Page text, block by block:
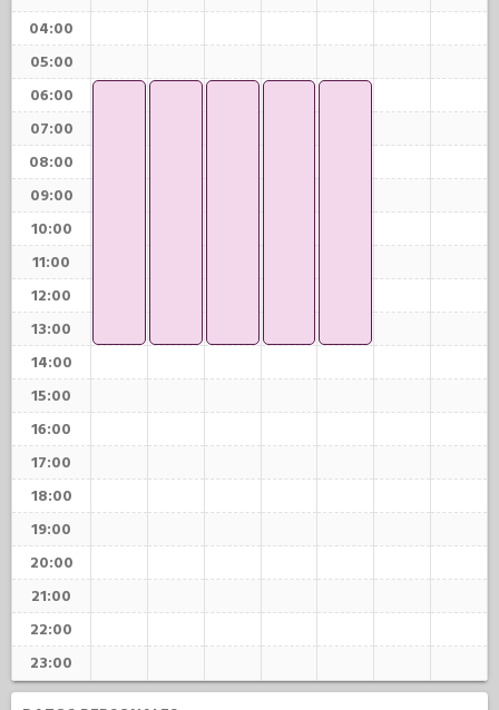
04:00
05:00
06:00
07:00
08:00
09:00
10:00
11:00
12:00
13:00
14:00
15:00
16:00
17:00
18:00
19:00
20:00
21:00
22:00
23:00